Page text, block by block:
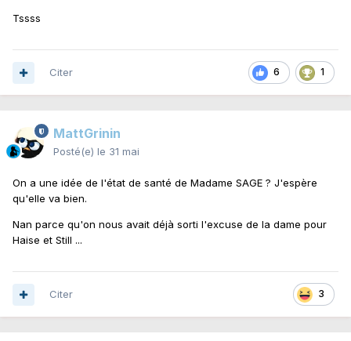
Tssss
6 1
Citer
MattGrinin
Posté(e) le 31 mai
On a une idée de l'état de santé de Madame SAGE ? J'espère
qu'elle va bien.
Nan parce qu'on nous avait déjà sorti l'excuse de la dame pour
Haise et Still ...
3
Citer